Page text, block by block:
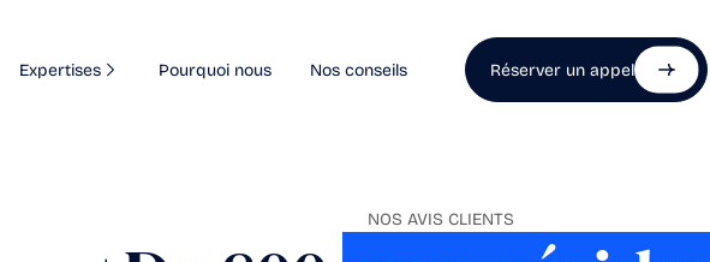
Expertises Pourquoi nous Nos conseils Réserver un appel
NOS AVIS CLIENTS